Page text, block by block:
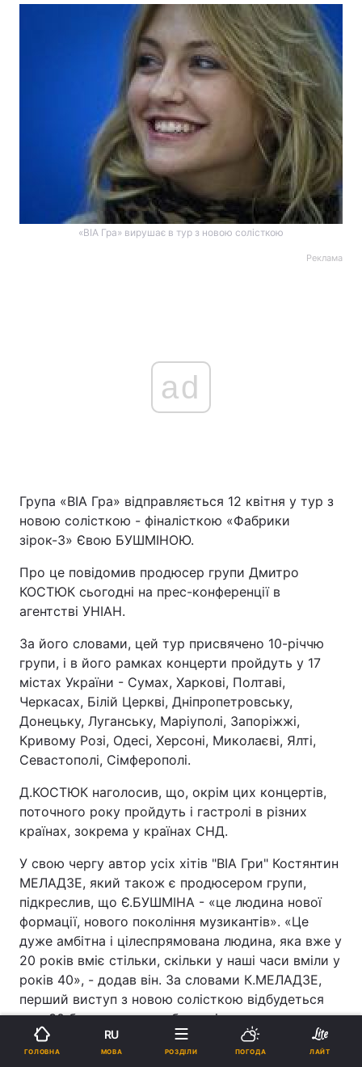
«ВІА Гра» вирушає в тур з новою солісткою
Реклама
ad
Група «ВІА Гра» відправляється 12 квітня у тур з
новою солісткою - фіналісткою «Фабрики
зірок-3» Євою БУШМІНОЮ.
Про це повідомив продюсер групи Дмитро
КОСТЮК сьогодні на прес-конференції в
агентстві УНІАН.
За його словами, цей тур присвячено 10-річчю
групи, і в його рамках концерти пройдуть у 17
містах України - Сумах, Харкові, Полтаві,
Черкасах, Білій Церкві, Дніпропетровську,
Донецьку, Луганську, Маріуполі, Запоріжжі,
Кривому Розі, Одесі, Херсоні, Миколаєві, Ялті,
Севастополі, Сімферополі.
Д.КОСТЮК наголосив, що, окрім цих концертів,
поточного року пройдуть і гастролі в різних
країнах, зокрема у країнах СНД.
У свою чергу автор усіх хітів "ВІА Гри" Костянтин
МЕЛАДЗЕ, який також є продюсером групи,
підкреслив, що Є.БУШМІНА - «це людина нової
формації, нового покоління музикантів». «Це
дуже амбітна і цілеспрямована людина, яка вже у
20 років вміє стільки, скільки у наші часи вміли у
років 40», - додав він. За словами К.МЕЛАДЗЕ,
перший виступ з новою солісткою відбудеться
вже 30 березня на телебаченні.
Нинішня солістка колективу Тетяна КОТОВА, яка
ГОЛОВНА
RU
МОВА РОЗДІЛИ ПОГОДА ЛАЙТ